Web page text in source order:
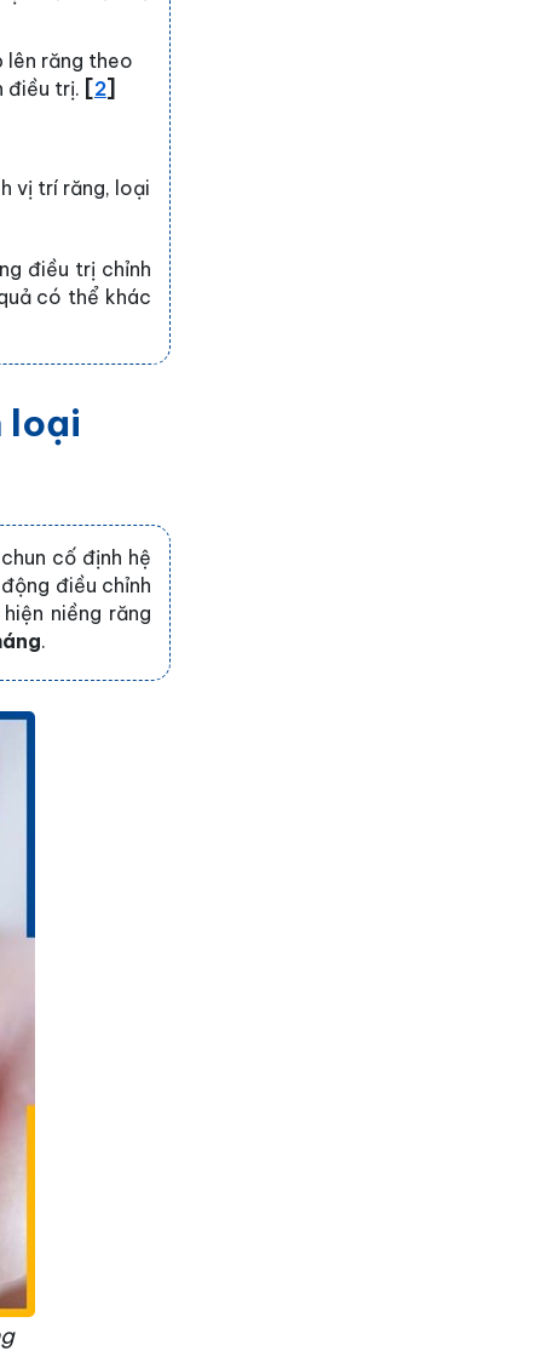
lên răng theo
điều trị.
2
vị trí răng, loại
điều trị chỉnh
có thể khác
loại
cố định hệ
điều chỉnh
niềng răng
.